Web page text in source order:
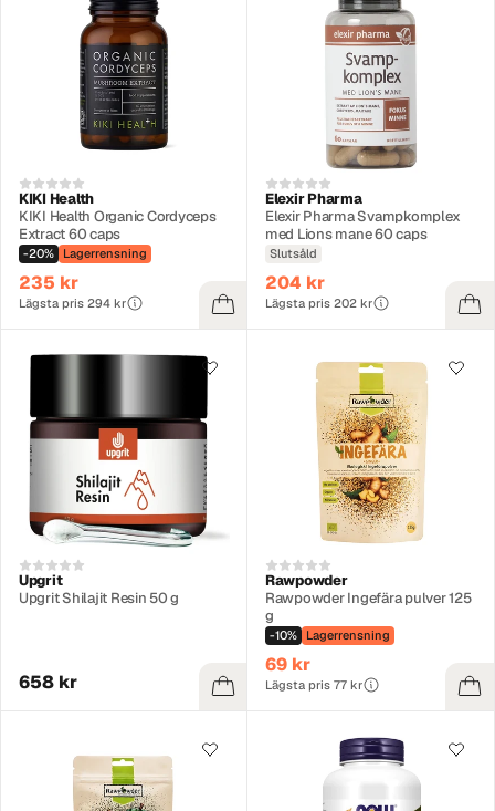
KIKI Health
KIKI Health Organic Cordyceps
Extract 60 caps
-20% Lagerrensning
235 kr
Lägsta pris 294 kr
Elexir Pharma
Elexir Pharma Svampkomplex
med Lions mane 60 caps
Slutsåld
204 kr
Lägsta pris 202 kr
Upgrit
Upgrit Shilajit Resin 50 g
658 kr
Rawpowder
Rawpowder Ingefära pulver 125
g
-10% Lagerrensning
69 kr
Lägsta pris 77 kr